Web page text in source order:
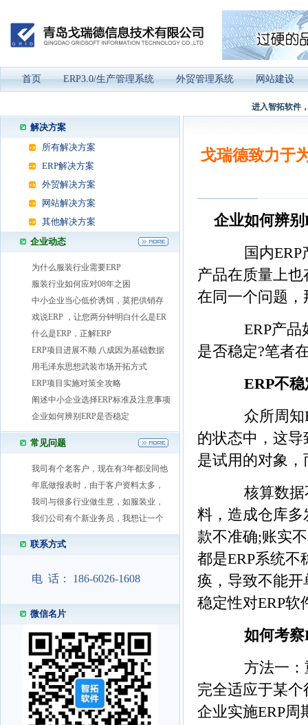
首页 ERP3.0/生产管理系统 外贸管理系统 网站建设
进入智拓软件，
戈瑞德致力于
企业如何辨
国内ERP产
产品在质量上
在同一个问题
ERP产品如
是否稳定?笔者
ERP不稳
众所周知
的状态中，这
是试用的对象
核算数据不
料，造成仓库
款不准确;账实
都是ERP系统
痪，导致不能
稳定性对ERP
如何考
方法一：重
完全适应于某
企业实施ERP
解决方案
所有解决方案
ERP解决方案
外贸解决方案
网站解决方案
其他解决方案
企业动态
为什么服装行业需要ERP
服装行业如何应对08年之困
中小企业当心低价诱饵，莫把供销存
戏说ERP ，让您两分钟明白什么是ER
什么是ERP，正解ERP
ERP项目进展不顺 八成因为基础数据
用毛泽东思想武装市场开拓方式
ERP项目实施对策全攻略
阐述中小企业选择ERP标准及注意事项
企业如何辨别ERP是否稳定
常见问题
我司有个老客户，现在有3年都没同他
年底做报表时，由于客户资料太多，
我司与很多行业做生意，如服装业，
我们公司有个新业务员，我想让一个
联系方式
电 话： 186-6026-1608
微信名片